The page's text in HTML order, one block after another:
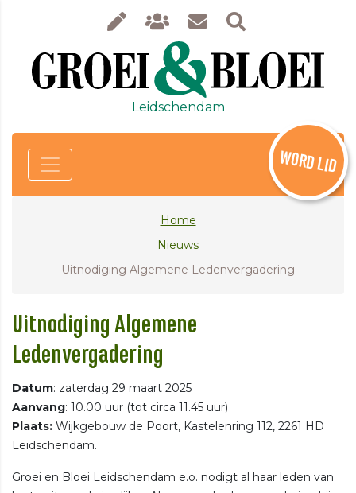
Leidschendam
WORD LID
Home
Nieuws
Uitnodiging Algemene Ledenvergadering
Uitnodiging Algemene
Ledenvergadering
Datum: zaterdag 29 maart 2025
Aanvang: 10.00 uur (tot circa 11.45 uur)
Plaats: Wijkgebouw de Poort, Kastelenring 112, 2261 HD
Leidschendam.
Groei en Bloei Leidschendam e.o. nodigt al haar leden van